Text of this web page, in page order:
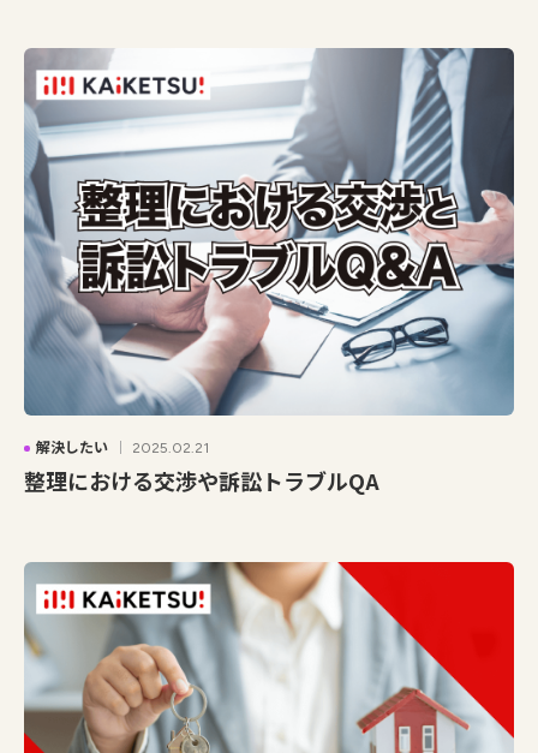
解決したい 2025.02.21
整理における交渉や訴訟トラブルQA